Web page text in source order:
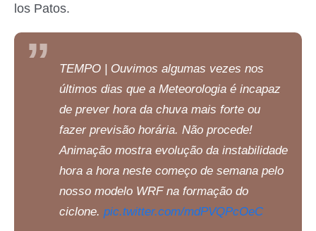
los Patos.
TEMPO | Ouvimos algumas vezes nos
últimos dias que a Meteorologia é incapaz
de prever hora da chuva mais forte ou
fazer previsão horária. Não procede!
Animação mostra evolução da instabilidade
hora a hora neste começo de semana pelo
nosso modelo WRF na formação do
ciclone. pic.twitter.com/mdPVQPcOeC